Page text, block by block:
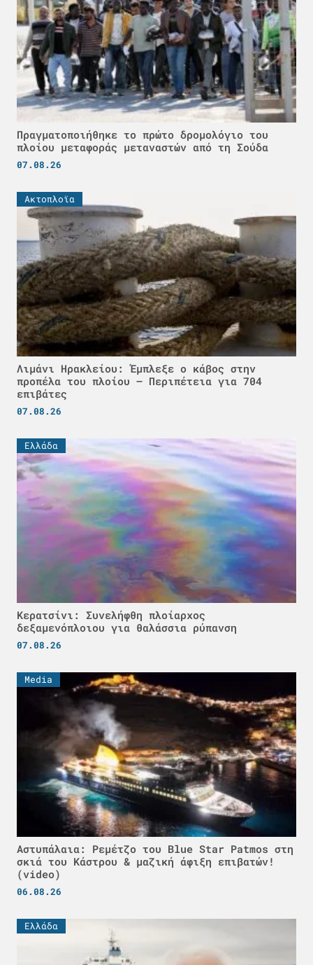
Πραγματοποιήθηκε το πρώτο δρομολόγιο του
πλοίου μεταφοράς μεταναστών από τη Σούδα
07.08.26
Ακτοπλοϊα
Λιμάνι Ηρακλείου: Έμπλεξε ο κάβος στην
προπέλα του πλοίου – Περιπέτεια για 704
επιβάτες
07.08.26
Ελλάδα
Κερατσίνι: Συνελήφθη πλοίαρχος
δεξαμενόπλοιου για θαλάσσια ρύπανση
07.08.26
Media
Αστυπάλαια: Ρεμέτζο του Blue Star Patmos στη
σκιά του Κάστρου & μαζική άφιξη επιβατών!
(video)
06.08.26
Ελλάδα